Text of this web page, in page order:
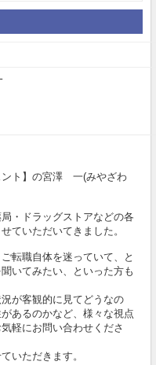
ント】の宮澤 一(みやざわ
・ドラッグストアなどの各
ていただいてきました。
転職自体を迷っていて、と
いてみたい、といった方も
が客観的に見てどうなの
あるのかなど、様々な視点
軽にお問い合わせくださ
いただきます。